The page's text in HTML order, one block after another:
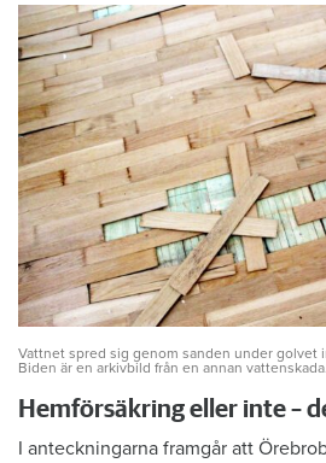
Vattnet spred sig genom sanden under golvet
Biden är en arkivbild från en annan vattenskada.
Hemförsäkring eller inte –
I anteckningarna framgår att